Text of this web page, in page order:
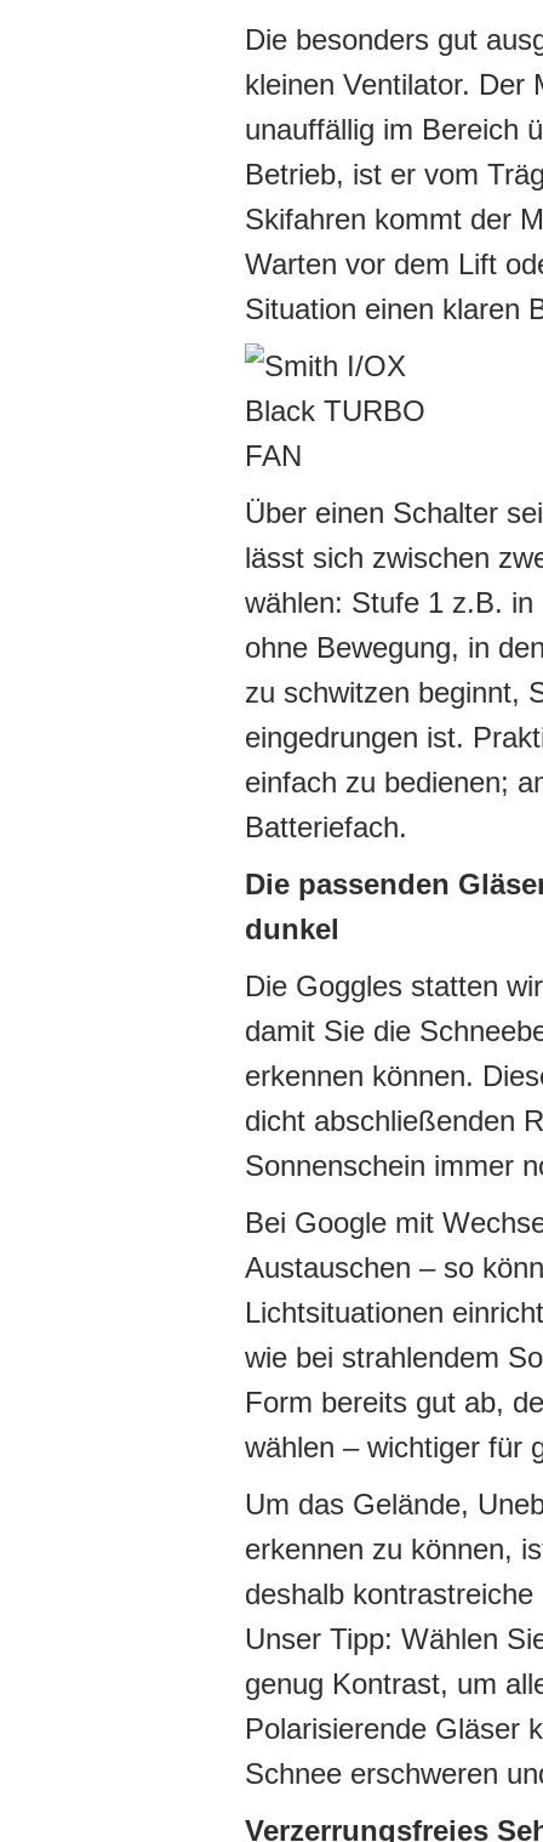
Die besonders gut
kleinen Ventilator. Der
unauffällig im Bereich
Betrieb, ist er vom
Skifahren kommt der
Warten vor dem Lift
Situation einen klaren
Über einen Schalter
lässt sich zwischen
wählen: Stufe 1 z.B. in
ohne Bewegung, in
zu schwitzen beginnt,
eingedrungen ist.
einfach zu bedienen;
Batteriefach.
Die passenden
dunkel
Die Goggles statten
damit Sie die
erkennen können.
dicht abschließenden
Sonnenschein immer
Bei Google mit
Austauschen – so
Lichtsituationen
wie bei strahlendem
Form bereits gut ab,
wählen – wichtiger für
Um das Gelände,
erkennen zu können,
deshalb
Unser Tipp: Wählen
genug Kontrast, um
Polarisierende Gläser
Schnee erschweren
Verzerrungsfreies